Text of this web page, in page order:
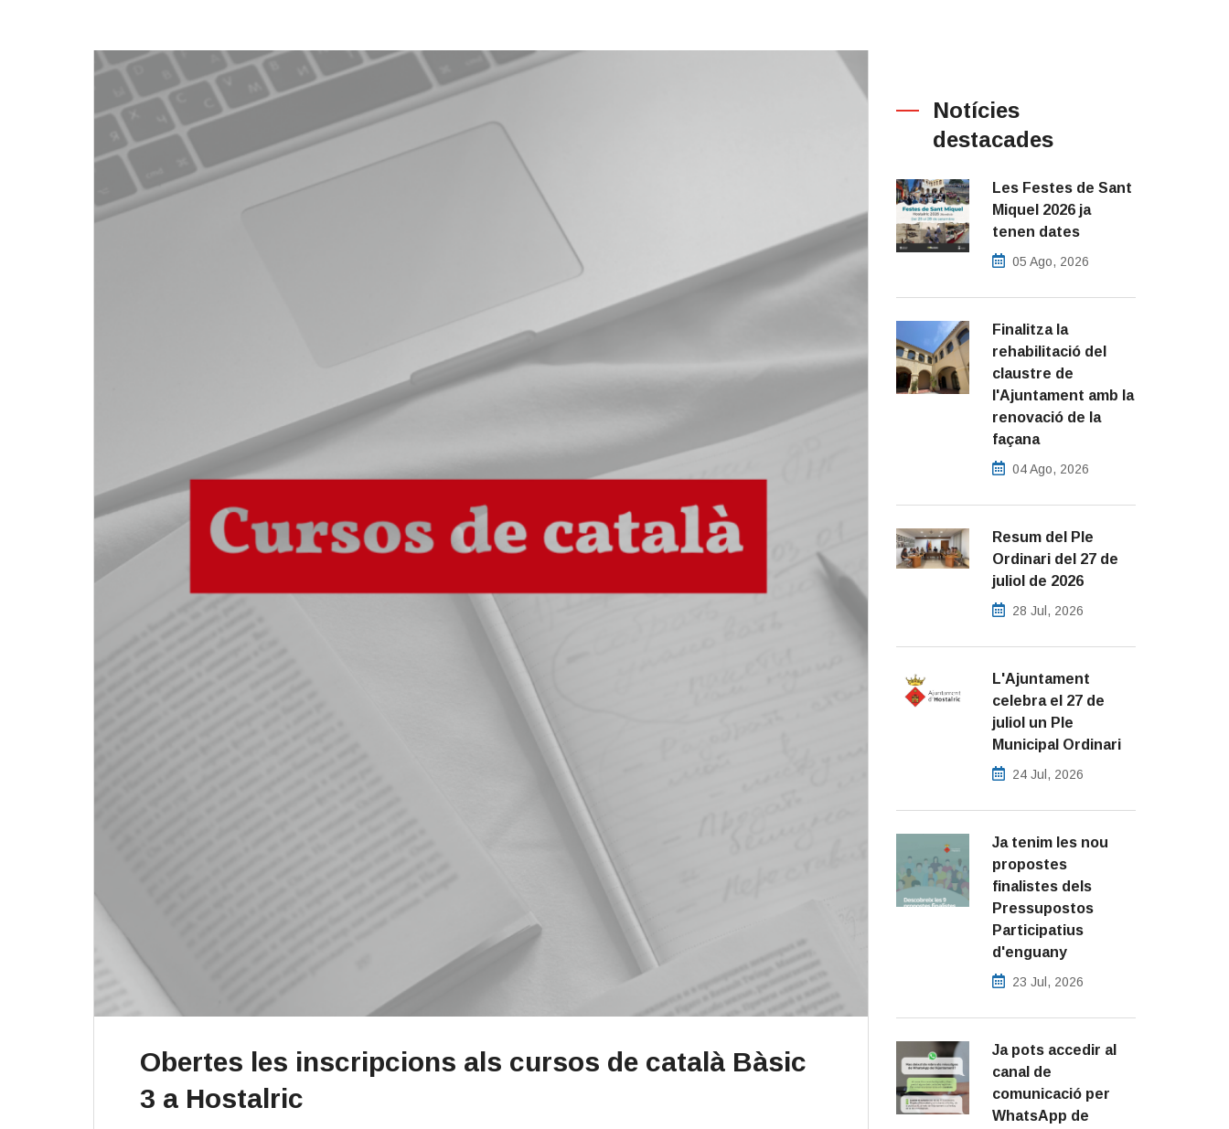
Obertes les inscripcions als cursos de català Bàsic
3 a Hostalric
Notícies
destacades
Les Festes de Sant
Miquel 2026 ja
tenen dates
05 Ago, 2026
Finalitza la
rehabilitació del
claustre de
l'Ajuntament amb la
renovació de la
façana
04 Ago, 2026
Resum del Ple
Ordinari del 27 de
juliol de 2026
28 Jul, 2026
L'Ajuntament
celebra el 27 de
juliol un Ple
Municipal Ordinari
24 Jul, 2026
Ja tenim les nou
propostes
finalistes dels
Pressupostos
Participatius
d'enguany
23 Jul, 2026
Ja pots accedir al
canal de
comunicació per
WhatsApp de